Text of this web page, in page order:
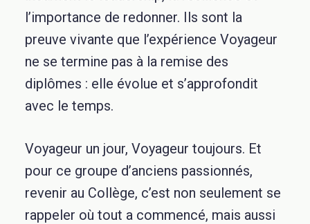
l’importance de redonner. Ils sont la
preuve vivante que l’expérience Voyageur
ne se termine pas à la remise des
diplômes : elle évolue et s’approfondit
avec le temps.
Voyageur un jour, Voyageur toujours. Et
pour ce groupe d’anciens passionnés,
revenir au Collège, c’est non seulement se
rappeler où tout a commencé, mais aussi